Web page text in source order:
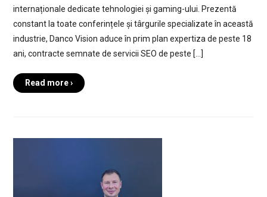
internaționale dedicate tehnologiei și gaming-ului. Prezentă
constant la toate conferințele și târgurile specializate în această
industrie, Danco Vision aduce în prim plan expertiza de peste 18
ani, contracte semnate de servicii SEO de peste […]
Read more ›